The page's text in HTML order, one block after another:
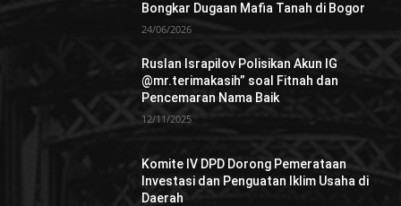
Bongkar Dugaan Mafia Tanah di Bogor
24/06/2026
Ruslan Israpilov Polisikan Akun IG
@mr.terimakasih” soal Fitnah dan
Pencemaran Nama Baik
12/11/2025
Komite IV DPD Dorong Pemerataan
Investasi dan Penguatan Iklim Usaha di
Daerah